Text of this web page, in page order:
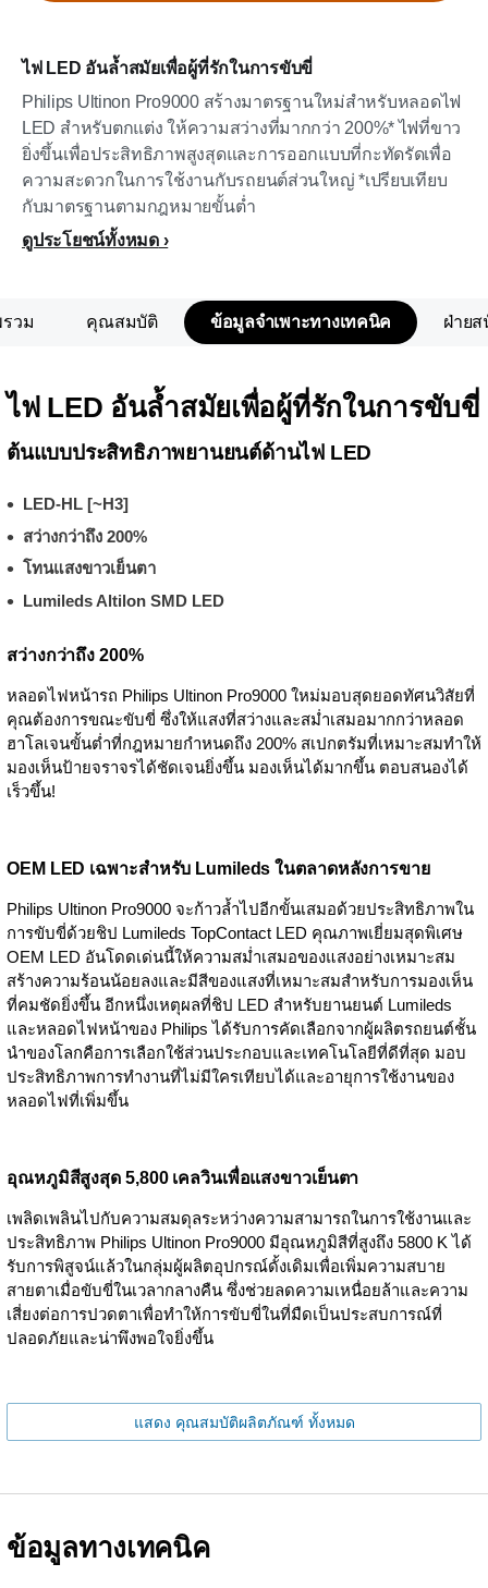
ไฟ LED อันล้ำสมัยเพื่อผู้ที่รักในการขับขี่
Philips Ultinon Pro9000 สร้างมาตรฐานใหม่สำหรับหลอดไฟ
LED สำหรับตกแต่ง ให้ความสว่างที่มากกว่า 200%* ไฟที่ขาว
ยิ่งขึ้นเพื่อประสิทธิภาพสูงสุดและการออกแบบที่กะทัดรัดเพื่อ
ความสะดวกในการใช้งานกับรถยนต์ส่วนใหญ่ *เปรียบเทียบ
กับมาตรฐานตามกฎหมายขั้นต่ำ
ดูประโยชน์ทั้งหมด
วม คุณสมบัติ ข้อมูลจำเพาะทางเทคนิค ฝ่าย
ไฟ LED อันล้ำสมัยเพื่อผู้ที่รักในการขับขี่
ต้นแบบประสิทธิภาพยานยนต์ด้านไฟ LED
LED-HL [~H3]
สว่างกว่าถึง 200%
โทนแสงขาวเย็นตา
Lumileds Altilon SMD LED
สว่างกว่าถึง 200%
หลอดไฟหน้ารถ Philips Ultinon Pro9000 ใหม่มอบสุดยอดทัศนวิสัยที่
คุณต้องการขณะขับขี่ ซึ่งให้แสงที่สว่างและสม่ำเสมอมากกว่าหลอด
ฮาโลเจนขั้นต่ำที่กฎหมายกำหนดถึง 200% สเปกตรัมที่เหมาะสมทำให้
มองเห็นป้ายจราจรได้ชัดเจนยิ่งขึ้น มองเห็นได้มากขึ้น ตอบสนองได้
เร็วขึ้น!
OEM LED เฉพาะสำหรับ Lumileds ในตลาดหลังการขาย
Philips Ultinon Pro9000 จะก้าวล้ำไปอีกขั้นเสมอด้วยประสิทธิภาพใน
การขับขี่ด้วยชิป Lumileds TopContact LED คุณภาพเยี่ยมสุดพิเศษ
OEM LED อันโดดเด่นนี้ให้ความสม่ำเสมอของแสงอย่างเหมาะสม
สร้างความร้อนน้อยลงและมีสีของแสงที่เหมาะสมสำหรับการมองเห็น
ที่คมชัดยิ่งขึ้น อีกหนึ่งเหตุผลที่ชิป LED สำหรับยานยนต์ Lumileds
และหลอดไฟหน้าของ Philips ได้รับการคัดเลือกจากผู้ผลิตรถยนต์ชั้น
นำของโลกคือการเลือกใช้ส่วนประกอบและเทคโนโลยีที่ดีที่สุด มอบ
ประสิทธิภาพการทำงานที่ไม่มีใครเทียบได้และอายุการใช้งานของ
หลอดไฟที่เพิ่มขึ้น
อุณหภูมิสีสูงสุด 5,800 เคลวินเพื่อแสงขาวเย็นตา
เพลิดเพลินไปกับความสมดุลระหว่างความสามารถในการใช้งานและ
ประสิทธิภาพ Philips Ultinon Pro9000 มีอุณหภูมิสีที่สูงถึง 5800 K ได้
รับการพิสูจน์แล้วในกลุ่มผู้ผลิตอุปกรณ์ดั้งเดิมเพื่อเพิ่มความสบาย
สายตาเมื่อขับขี่ในเวลากลางคืน ซึ่งช่วยลดความเหนื่อยล้าและความ
เสี่ยงต่อการปวดตาเพื่อทำให้การขับขี่ในที่มืดเป็นประสบการณ์ที่
ปลอดภัยและน่าพึงพอใจยิ่งขึ้น
แสดง คุณสมบัติผลิตภัณฑ์ ทั้งหมด
ข้อมูลทางเทคนิค